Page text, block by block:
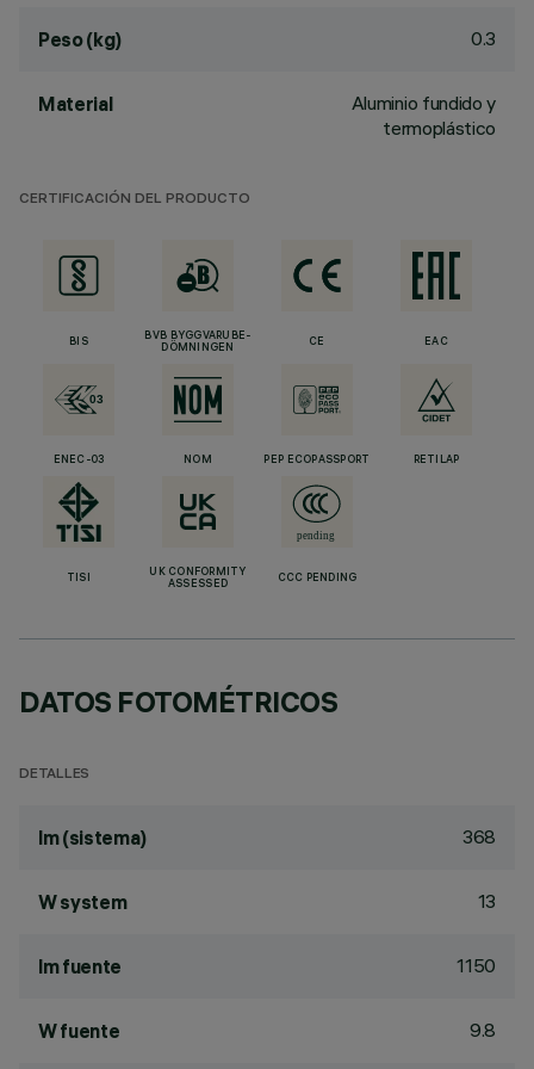
Peso (kg) 0.3
Material
Aluminio fundido y
termoplástico
CERTIFICACIÓN DEL PRODUCTO
BIS
BVB BYGGVARUBE-
DÖMNINGEN
CE EAC
ENEC-03 NOM PEP ECOPASSPORT RETILAP
TISI
UK CONFORMITY
ASSESSED
CCC PENDING
DATOS FOTOMÉTRICOS
DETALLES
lm (sistema) 368
W system 13
lm fuente 1150
W fuente 9.8